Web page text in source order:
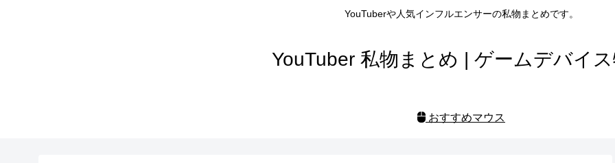
YouTuberや人気インフルエンサーの私物まとめです。
YouTuber 私物まとめ | ゲームデバイ
おすすめマウス